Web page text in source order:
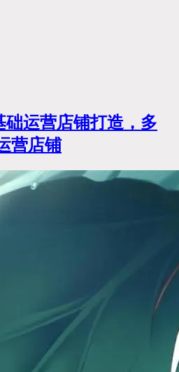
础运营店铺打造，多
营店铺